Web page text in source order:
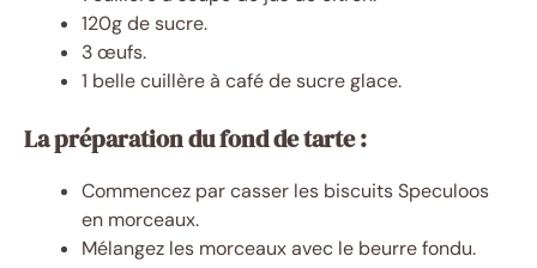
120g de sucre.
3 œufs.
1 belle cuillère à café de sucre glace.
La préparation du fond de tarte :
Commencez par casser les biscuits Speculoos
en morceaux.
Mélangez les morceaux avec le beurre fondu.